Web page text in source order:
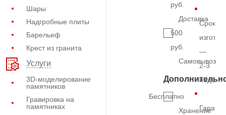
Шары
Надгробные плиты
Барельеф
Крест из гранита
Услуги
3D-моделирование
памятников
Гравировка на
памятниках
руб.
Доставка
500
руб.
Самовывоз
Бесплатно
Хранение
Срок
—
2-3
недель